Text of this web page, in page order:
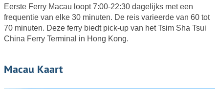
Eerste Ferry Macau loopt 7:00-22:30 dagelijks met een
frequentie van elke 30 minuten. De reis varieerde van 60 tot
70 minuten. Deze ferry biedt pick-up van het Tsim Sha Tsui
China Ferry Terminal in Hong Kong.
Macau Kaart